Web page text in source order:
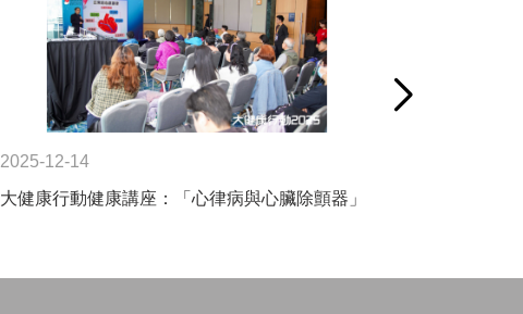
2025-12-14
大健康行動健康講座：「心律病與心臟除顫器」